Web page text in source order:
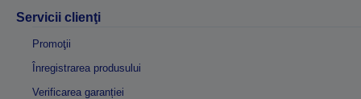
Servicii clienţi
Promoţii
Înregistrarea produsului
Verificarea garanției